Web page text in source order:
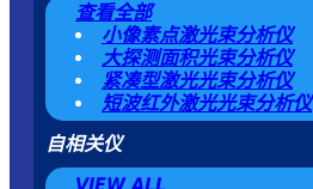
查看全部
小像素点激光束分析仪
大探测面积光束分析仪
紧凑型激光光束分析仪
短波红外激光光束分析仪
自相关仪